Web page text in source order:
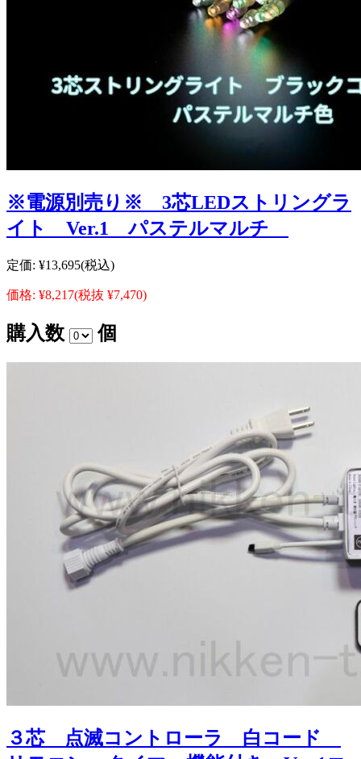
※電源別売り※ 3芯LEDストリングラ
イト Ver.1 パステルマルチ
定価: ¥13,695(税込)
価格: ¥8,217(税抜 ¥7,470)
購入数 個
３芯 点滅コントローラ 白コード